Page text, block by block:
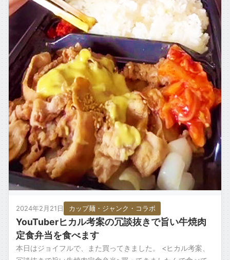
2024年2月21日 カップ麺・ジャンク・コラボ
YouTuberヒカル考案の冗談抜きで旨い牛焼肉
定食弁当を食べます
本日はジョイフルで、また買ってきました。 <ヒカル考案、